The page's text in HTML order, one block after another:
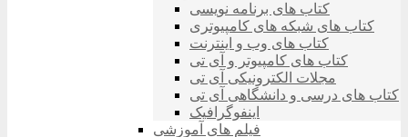
کتاب های برنامه نویسی
کتاب های شبکه های کامپیوتری
کتاب های وب و اینترنت
کتاب های کامپیوتر و آی تی
مجلات الکترونیکی آی تی
کتاب های درسی و دانشگاهی آی تی
اینفوگرافیک
فیلم های آموزشی